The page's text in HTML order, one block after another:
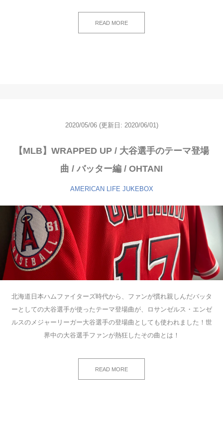
READ MORE
2020/05/06 (更新日: 2020/06/01)
【MLB】WRAPPED UP / 大谷選手のテーマ登場
曲 / バッター編 / OHTANI
AMERICAN LIFE JUKEBOX
北海道日本ハムファイターズ時代から、ファンが慣れ親しんだバッタ
ーとしての大谷選手が使ったテーマ登場曲が、ロサンゼルス・エンゼ
ルスのメジャーリーガー大谷選手の登場曲としても使われました！世
界中の大谷選手ファンが熱狂したその曲とは！
READ MORE